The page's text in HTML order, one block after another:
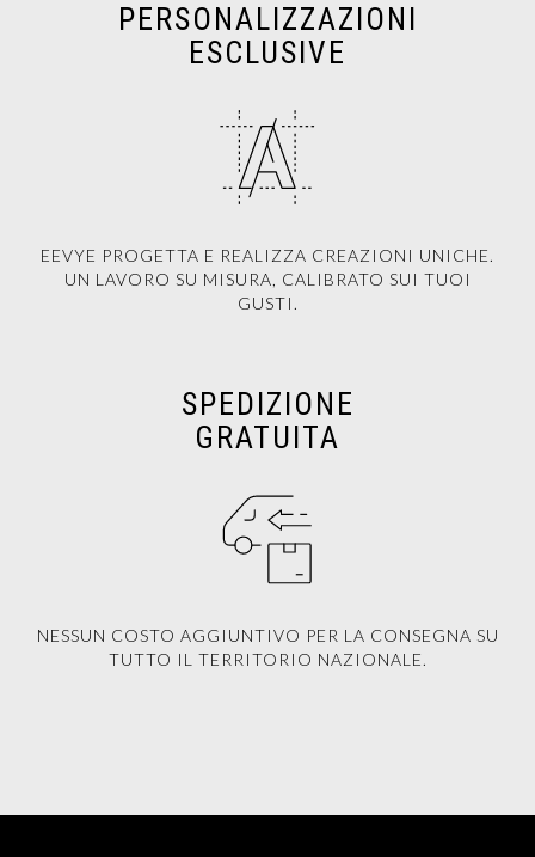
PERSONALIZZAZIONI
ESCLUSIVE
EEVYE PROGETTA E REALIZZA CREAZIONI UNICHE.
UN LAVORO SU MISURA, CALIBRATO SUI TUOI
GUSTI.
SPEDIZIONE
GRATUITA
NESSUN COSTO AGGIUNTIVO PER LA CONSEGNA SU
TUTTO IL TERRITORIO NAZIONALE.